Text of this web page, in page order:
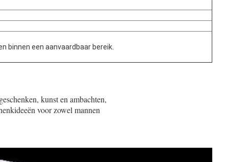
binnen een aanvaardbaar bereik.
kunst en ambachten,
voor zowel mannen